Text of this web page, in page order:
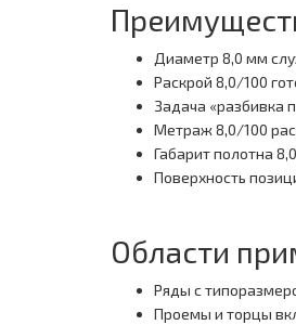
Диаметр 8,0 мм
Раскрой 8,0/100
Задача «разбивка
Метраж 8,0/100
Габарит полотна
Поверхность
Области
Ряды с
Проемы и торцы